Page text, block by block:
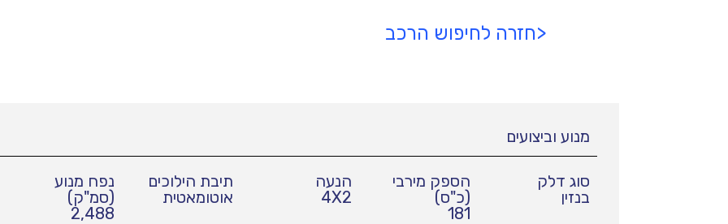
<חזרה לחיפוש הרכב
מנוע וביצועים
סוג דלק
בנזין
הספק מירבי
(כ"ס)
181
הנעה
4X2
תיבת הילוכים
אוטומאטית
נפח מנוע
(סמ"ק)
2,488